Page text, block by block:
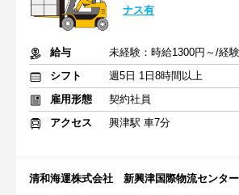
ナス有
給与
シフト
週5日 1日8時間以上
雇用形態
契約社員
アクセス
興津駅 車7分
清和海運株式会社 新興津国際物流センター